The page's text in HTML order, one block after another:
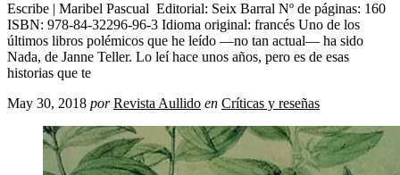
Escribe | Maribel Pascual Editorial: Seix Barral Nº de páginas: 160
ISBN: 978-84-32296-96-3 Idioma original: francés Uno de los
últimos libros polémicos que he leído —no tan actual— ha sido ​
Nada, de Janne Teller. Lo leí hace unos años, pero es de esas
historias que te
May 30, 2018 por Revista Aullido en Críticas y reseñas